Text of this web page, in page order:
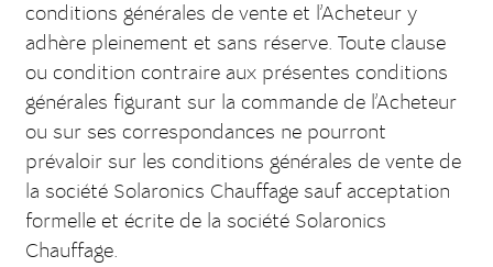
conditions générales de vente et l’Acheteur y
adhère pleinement et sans réserve. Toute clause
ou condition contraire aux présentes conditions
générales figurant sur la commande de l’Acheteur
ou sur ses correspondances ne pourront
prévaloir sur les conditions générales de vente de
la société Solaronics Chauffage sauf acceptation
formelle et écrite de la société Solaronics
Chauffage.